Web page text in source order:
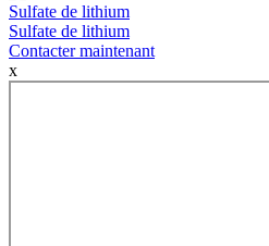
Sulfate de lithium
Sulfate de lithium
Contacter maintenant
x